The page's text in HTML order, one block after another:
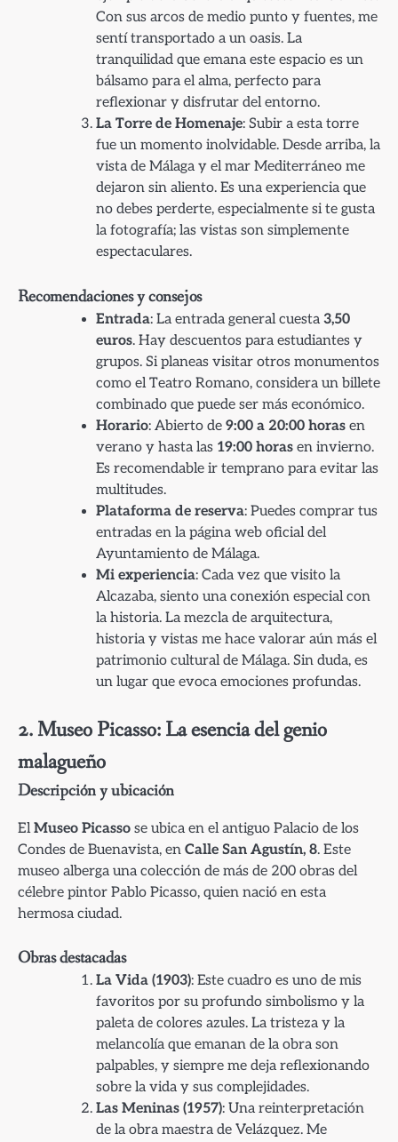
Con sus arcos de medio punto y fuentes, me
sentí transportado a un oasis. La
tranquilidad que emana este espacio es un
bálsamo para el alma, perfecto para
reflexionar y disfrutar del entorno.
La Torre de Homenaje: Subir a esta torre
fue un momento inolvidable. Desde arriba, la
vista de Málaga y el mar Mediterráneo me
dejaron sin aliento. Es una experiencia que
no debes perderte, especialmente si te gusta
la fotografía; las vistas son simplemente
espectaculares.
Recomendaciones y consejos
Entrada: La entrada general cuesta 3,50
euros. Hay descuentos para estudiantes y
grupos. Si planeas visitar otros monumentos
como el Teatro Romano, considera un billete
combinado que puede ser más económico.
Horario: Abierto de 9:00 a 20:00 horas en
verano y hasta las 19:00 horas en invierno.
Es recomendable ir temprano para evitar las
multitudes.
Plataforma de reserva: Puedes comprar tus
entradas en la página web oficial del
Ayuntamiento de Málaga.
Mi experiencia: Cada vez que visito la
Alcazaba, siento una conexión especial con
la historia. La mezcla de arquitectura,
historia y vistas me hace valorar aún más el
patrimonio cultural de Málaga. Sin duda, es
un lugar que evoca emociones profundas.
2. Museo Picasso: La esencia del genio
malagueño
Descripción y ubicación
ElMuseo Picasso se ubica en el antiguo Palacio de los
Condes de Buenavista, en Calle San Agustín, 8. Este
museo alberga una colección de más de 200 obras del
célebre pintor Pablo Picasso, quien nació en esta
hermosa ciudad.
Obras destacadas
La Vida (1903): Este cuadro es uno de mis
favoritos por su profundo simbolismo y la
paleta de colores azules. La tristeza y la
melancolía que emanan de la obra son
palpables, y siempre me deja reflexionando
sobre la vida y sus complejidades.
Las Meninas (1957): Una reinterpretación
de la obra maestra de Velázquez. Me